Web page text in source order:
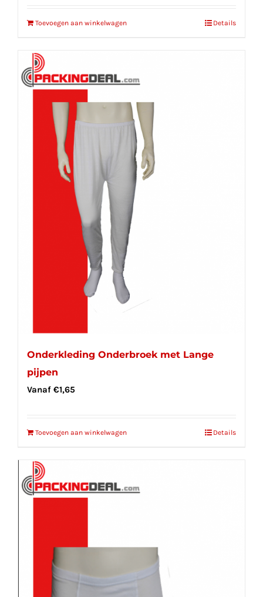
Toevoegen aan winkelwagen Details
Onderkleding Onderbroek met Lange
pijpen
Vanaf €1,65
Toevoegen aan winkelwagen Details